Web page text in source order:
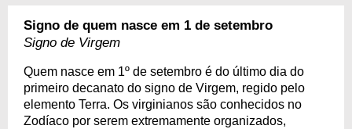
Signo de quem nasce em 1 de setembro
Signo de Virgem
Quem nasce em 1º de setembro é do último dia do
primeiro decanato do signo de Virgem, regido pelo
elemento Terra. Os virginianos são conhecidos no
Zodíaco por serem extremamente organizados,